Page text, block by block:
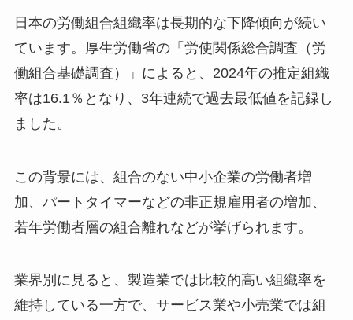
日本の労働組合組織率は長期的な下降傾向が続い
ています。厚生労働省の「労使関係総合調査（労
働組合基礎調査）」によると、2024年の推定組織
率は16.1％となり、3年連続で過去最低値を記録し
ました。
この背景には、組合のない中小企業の労働者増
加、パートタイマーなどの非正規雇用者の増加、
若年労働者層の組合離れなどが挙げられます。
業界別に見ると、製造業では比較的高い組織率を
維持している一方で、サービス業や小売業では組